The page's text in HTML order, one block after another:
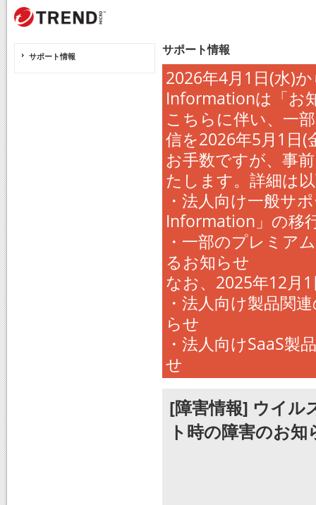
サポート情報 サポート情報
2026年4月1日(水)
Informationは「お
こちらに伴い、一
信を2026年5月1日
お手数ですが、事
たします。詳細は
・法人向け一般サ
Information」の移
・一部のプレミア
るお知らせ
なお、2025年12月
・法人向け製品関
らせ
・法人向けSaaS
せ
[障害情報] ウイル
ト時の障害のお知